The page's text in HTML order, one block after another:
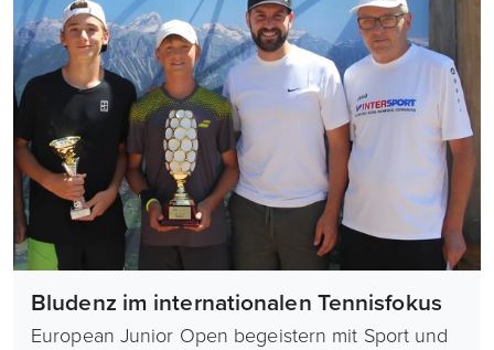
Bludenz im internationalen Tennisfokus
European Junior Open begeistern mit Sport und